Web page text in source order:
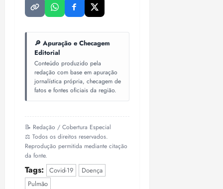
🔎 Apuração e Checagem
Editorial
Conteúdo produzido pela
redação com base em apuração
jornalística própria, checagem de
fatos e fontes oficiais da região.
📝 Redação / Cobertura Especial
⚖️ Todos os direitos reservados.
Reprodução permitida mediante citação
da fonte.
Tags: Covid-19
Doença
Pulmão